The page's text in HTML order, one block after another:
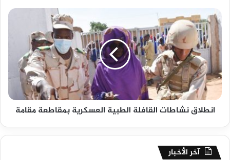
انطلاق نشاطات القافلة الطبية العسكرية بمقاطعة مقامة
آخر الأخبار